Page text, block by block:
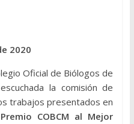
2020
Oficial de Biólogos de
la comisión de
trabajos presentados en
COBCM al Mejor